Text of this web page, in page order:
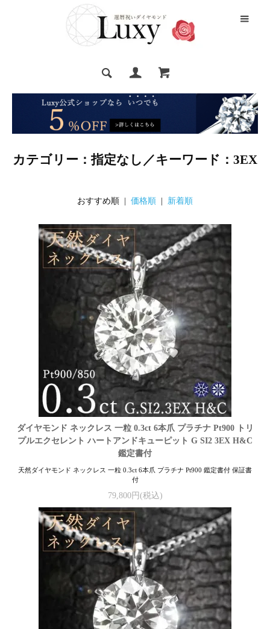
カテゴリー：指定なし／キーワード：3EX
おすすめ順 | 価格順 新着順
ダイヤモンド ネックレス 一粒 0.3ct 6本爪 プラチナ Pt900 トリ
プルエクセレント ハートアンドキューピット G SI2 3EX H&C
鑑定書付
天然ダイヤモンド ネックレス 一粒 0.3ct 6本爪 プラチナ Pt900 鑑定書付 保証書
付
79,800円(税込)